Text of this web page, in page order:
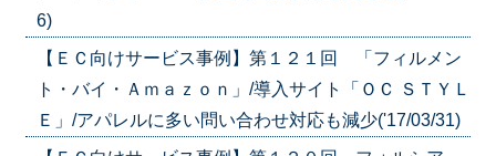
6)
【ＥＣ向けサービス事例】第１２１回 「フィルメン
ト・バイ・Ａｍａｚｏｎ」/導入サイト「ＯＣ ＳＴＹＬ
Ｅ」/アパレルに多い問い合わせ対応も減少('17/03/31)